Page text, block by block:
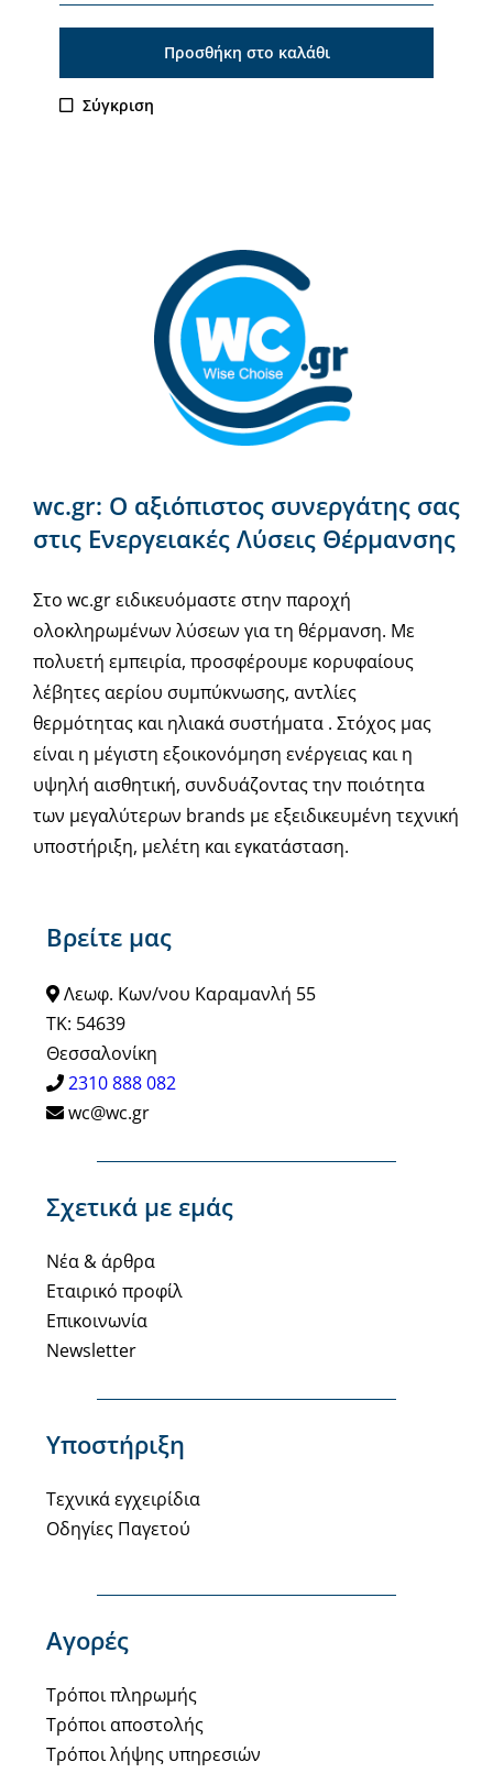
Προσθήκη στο καλάθι
Σύγκριση
Βρείτε μας
Λεωφ. Κων/νου Καραμανλή 55
ΤΚ: 54639
Θεσσαλονίκη
2310 888 082
wc@wc.gr
Σχετικά με εμάς
Νέα & άρθρα
Εταιρικό προφίλ
Επικοινωνία
Newsletter
Υποστήριξη
Τεχνικά εγχειρίδια
Οδηγίες Παγετού
Αγορές
Τρόποι πληρωμής
Τρόποι αποστολής
Τρόποι λήψης υπηρεσιών
wc.gr: Ο αξιόπιστος συνεργάτης σας
στις Ενεργειακές Λύσεις Θέρμανσης
Στο wc.gr ειδικευόμαστε στην παροχή
ολοκληρωμένων λύσεων για τη θέρμανση. Με
πολυετή εμπειρία, προσφέρουμε κορυφαίους
λέβητες αερίου συμπύκνωσης, αντλίες
θερμότητας και ηλιακά συστήματα . Στόχος μας
είναι η μέγιστη εξοικονόμηση ενέργειας και η
υψηλή αισθητική, συνδυάζοντας την ποιότητα
των μεγαλύτερων brands με εξειδικευμένη τεχνική
υποστήριξη, μελέτη και εγκατάσταση.